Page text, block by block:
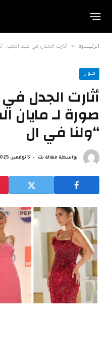
الرئيسية » أثارت الجدل في عيد الحب.. 20 صورة لـ مايان السيد بطلة فيلم “ولنا في ال
فنون
صورة لـ مايان
“ولنا في ال
بواسطة مقالة نت 5 نوفمبر، 2025